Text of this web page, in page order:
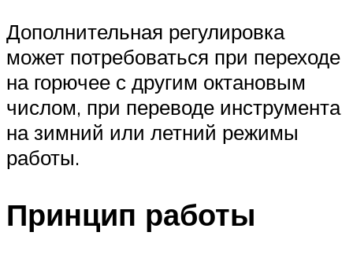
Дополнительная регулировка
может потребоваться при переходе
на горючее с другим октановым
числом, при переводе инструмента
на зимний или летний режимы
работы.
Принцип работы